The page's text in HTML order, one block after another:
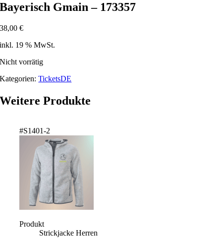
Bayerisch Gmain – 173357
38,00€
inkl. 19 % MwSt.
Nicht vorrätig
Kategorien:TicketsDE
Weitere Produkte
#S1401-2
Produkt
Strickjacke Herren